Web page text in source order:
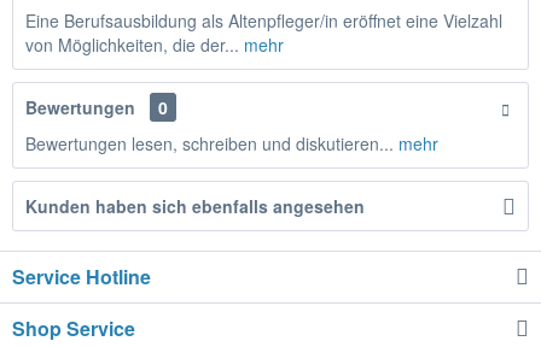
Eine Berufsausbildung als Altenpfleger/in eröffnet eine Vielzahl
von Möglichkeiten, die der... mehr
Bewertungen
0
Bewertungen lesen, schreiben und diskutieren... mehr
Kunden haben sich ebenfalls angesehen
Service Hotline
Shop Service